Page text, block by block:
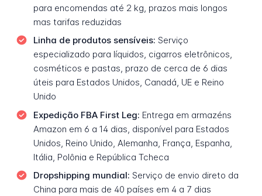
para encomendas até 2 kg, prazos mais longos
mas tarifas reduzidas
Linha de produtos sensíveis: Serviço
especializado para líquidos, cigarros eletrônicos,
cosméticos e pastas, prazo de cerca de 6 dias
úteis para Estados Unidos, Canadá, UE e Reino
Unido
Expedição FBA First Leg: Entrega em armazéns
Amazon em 6 a 14 dias, disponível para Estados
Unidos, Reino Unido, Alemanha, França, Espanha,
Itália, Polônia e República Tcheca
Dropshipping mundial: Serviço de envio direto da
China para mais de 40 países em 4 a 7 dias